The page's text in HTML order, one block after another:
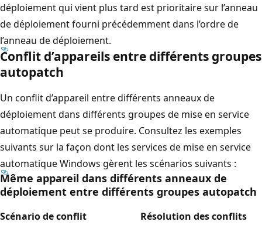
déploiement qui vient plus tard est prioritaire sur l’anneau
de déploiement fourni précédemment dans l’ordre de
l’anneau de déploiement.
Conflit d’appareils entre différents groupes
autopatch
Un conflit d’appareil entre différents anneaux de
déploiement dans différents groupes de mise en service
automatique peut se produire. Consultez les exemples
suivants sur la façon dont les services de mise en service
automatique Windows gèrent les scénarios suivants :
Même appareil dans différents anneaux de
déploiement entre différents groupes autopatch
Scénario de conflit Résolution des conflits